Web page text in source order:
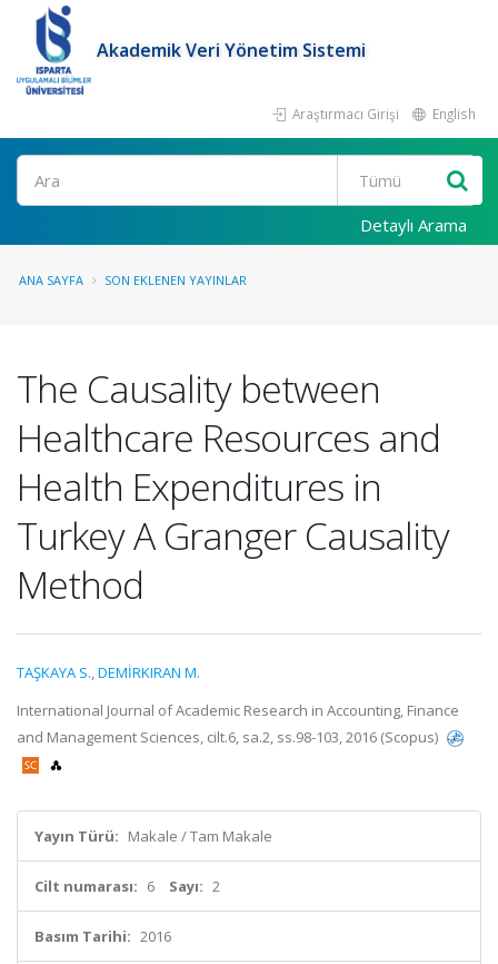
Akademik Veri Yönetim Sistemi
Araştırmacı Girişi English
Ara
Detaylı Arama
ANA SAYFA SON EKLENEN YAYINLAR
The Causality between
Healthcare Resources and
Health Expenditures in
Turkey A Granger Causality
Method
TAŞKAYA S.,DEMİRKIRAN M.
International Journal of Academic Research in Accounting, Finance
and Management Sciences, cilt.6, sa.2, ss.98-103, 2016 (Scopus)
Yayın Türü: Makale / Tam Makale
Cilt numarası: 6 Sayı: 2
Basım Tarihi: 2016